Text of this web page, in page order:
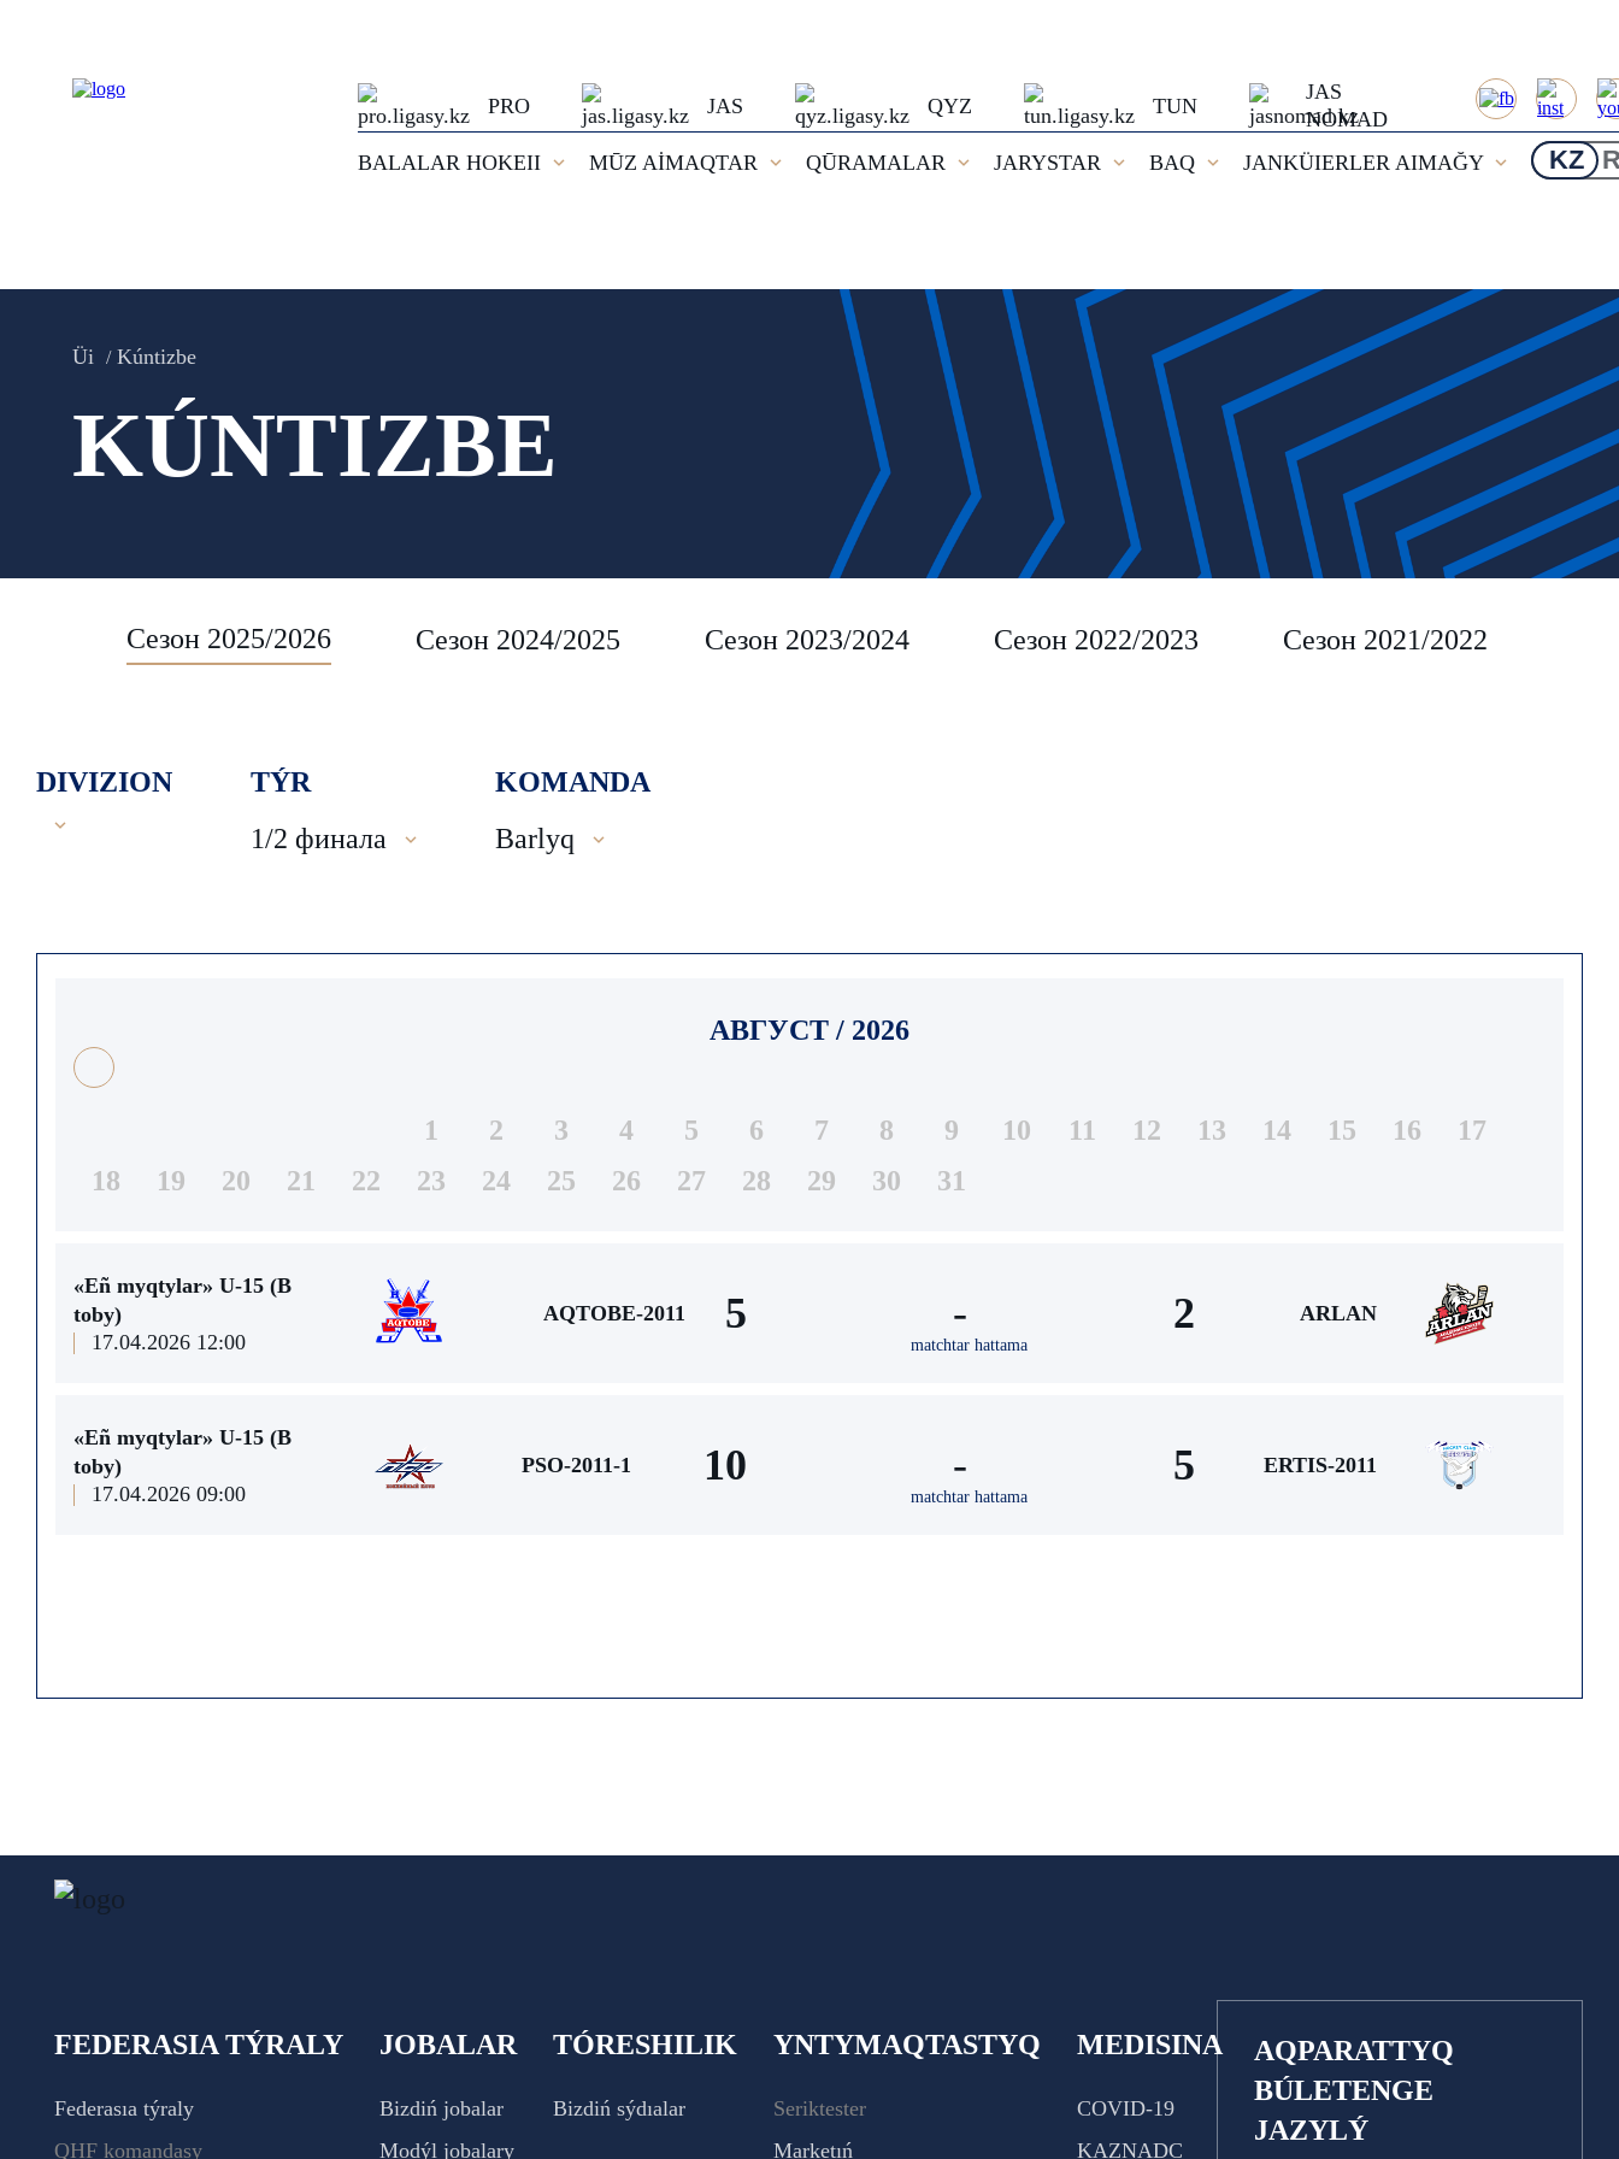
PRO JAS QYZ TUN
JAS
NOMAD
BALALAR HOKEII
MŪZ AİMAQTAR QŪRAMALAR JARYSTAR BAQ JANKÜIERLER AIMAĞY KZ
Üi Kúntizbe
KÚNTIZBE
Сезон 2025/2026 Сезон 2024/2025 Сезон 2023/2024 Сезон 2022/2023 Сезон 2021/2022
DIVIZION
TÝR
1/2 финала
KOMANDA
Barlyq
АВГУСТ / 2026
1 2 3 4 5 6 7 8 9 10 11 12 13 14 15 16
17
18
19 20 21 22 23 24 25 26 27 28 29 30 31
«Eñ myqtylar» U-15 (В
toby)
17.04.2026 12:00
AQTOBE-2011 5 -
matchtar hattama
2 ARLAN
«Eñ myqtylar» U-15 (В
toby)
17.04.2026 09:00
PSO-2011-1 10 -
matchtar hattama
5 ERTIS-2011
FEDERASIA TÝRALY
Federasıa týraly
QHF komandasy
JOBALAR
Bizdiń jobalar
Modýl jobalary
TÓRESHILIK
Bizdiń sýdıalar
YNTYMAQTASTYQ
Seriktester
Marketıń
MEDISINA
COVID-19
KAZNADC
AQPARATTYQ
BÚLETENGE
JAZYLÝ